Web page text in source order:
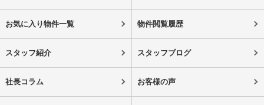
お気に入り物件一覧 物件閲覧履歴
スタッフ紹介 スタッフブログ
社長コラム お客様の声